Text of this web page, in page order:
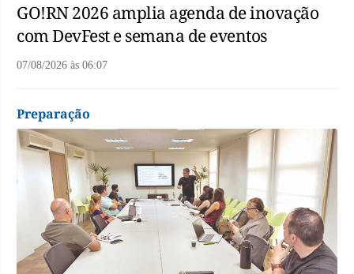
GO!RN 2026 amplia agenda de inovação
com DevFest e semana de eventos
07/08/2026 às 06:07
Preparação